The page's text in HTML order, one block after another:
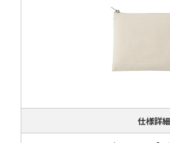
仕様詳細